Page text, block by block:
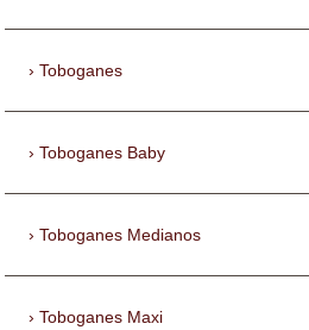
Toboganes
Toboganes Baby
Toboganes Medianos
Toboganes Maxi